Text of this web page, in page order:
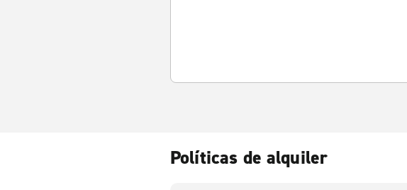
Políticas de alquiler